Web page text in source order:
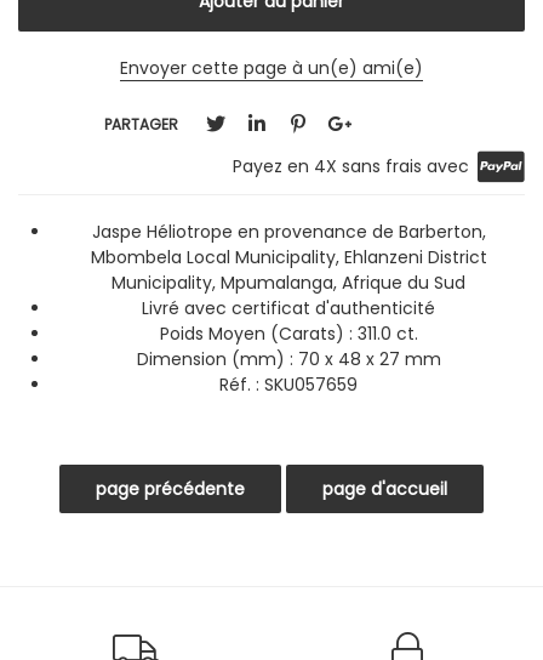
Envoyer cette page à un(e) ami(e)
PARTAGER
Payez en 4X sans frais avec
Jaspe Héliotrope en provenance de Barberton,
Mbombela Local Municipality, Ehlanzeni District
Municipality, Mpumalanga, Afrique du Sud
Livré avec certificat d'authenticité
Poids Moyen (Carats) : 311.0 ct.
Dimension (mm) : 70 x 48 x 27 mm
Réf. : SKU057659